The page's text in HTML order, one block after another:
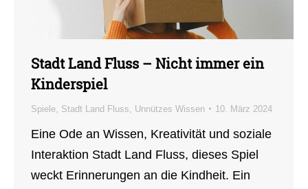
Stadt Land Fluss – Nicht immer ein
Kinderspiel
Spiele Stadt Land Fluss Unnützes Wissen 10. März 2024
Eine Ode an Wissen, Kreativität und soziale
Interaktion Stadt Land Fluss, dieses Spiel
weckt Erinnerungen an die Kindheit. Ein